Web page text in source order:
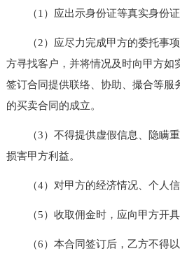
（1）应出示身份证等真实身份证
（2）应尽力完成甲方的委托事项
方寻找客户，并将情况及时向甲方如
签订合同提供联络、协助、撮合等服
的买卖合同的成立。
（3）不得提供虚假信息、隐瞒重
损害甲方利益。
（4）对甲方的经济情况、个人信
（5）收取佣金时，应向甲方开具
（6）本合同签订后，乙方不得以